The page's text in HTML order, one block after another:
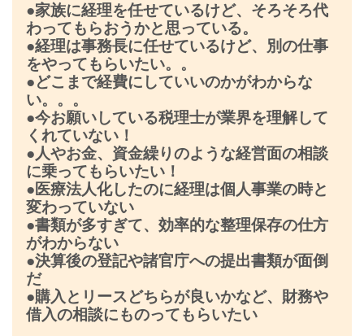
●家族に経理を任せているけど、そろそろ代
わってもらおうかと思っている。
●経理は事務長に任せているけど、別の仕事
をやってもらいたい。。
●どこまで経費にしていいのかがわからな
い。。。
●今お願いしている税理士が業界を理解して
くれていない！
●人やお金、資金繰りのような経営面の相談
に乗ってもらいたい！
●医療法人化したのに経理は個人事業の時と
変わっていない
●書類が多すぎて、 効率的な整理保存の仕方
がわからない
●決算後の登記や諸官庁への提出書類が面倒
だ
●購入とリースどちらが良いかなど、財務や
借入の相談にものってもらいたい